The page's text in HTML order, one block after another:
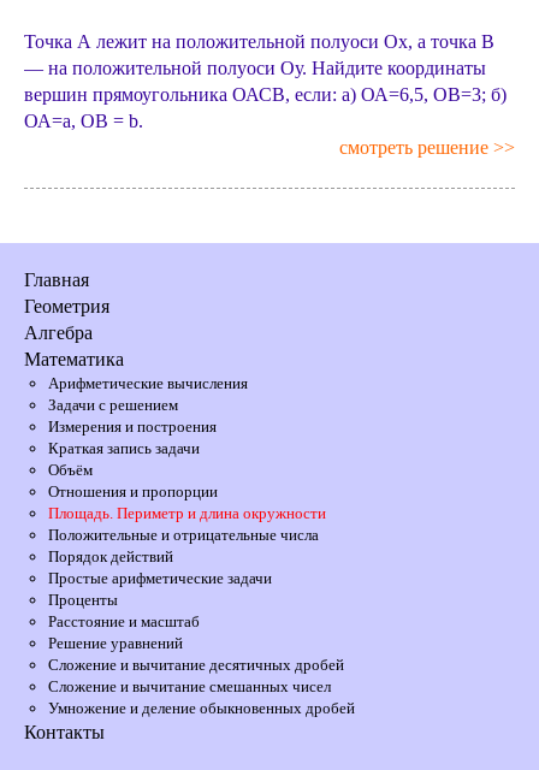
Точка А лежит на положительной полуоси Ох, а точка B
— на положительной полуоси Оу. Найдите координаты
вершин прямоугольника ОАСB, если: а) ОА=6,5, OB=3; б)
ОА=а, OB = b.
смотреть решение >>
Главная
Геометрия
Алгебра
Математика
Арифметические вычисления
Задачи с решением
Измерения и построения
Краткая запись задачи
Объём
Отношения и пропорции
Площадь. Периметр и длина окружности
Положительные и отрицательные числа
Порядок действий
Простые арифметические задачи
Проценты
Расстояние и масштаб
Решение уравнений
Сложение и вычитание десятичных дробей
Сложение и вычитание смешанных чисел
Умножение и деление обыкновенных дробей
Контакты